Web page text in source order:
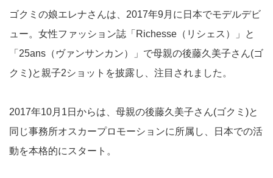
ゴクミの娘エレナさんは、2017年9月に日本でモデルデビ
ュー。女性ファッション誌「Richesse（リシェス）」と
「25ans（ヴァンサンカン）」で母親の後藤久美子さん(ゴ
クミ)と親子2ショットを披露し、注目されました。
2017年10月1日からは、母親の後藤久美子さん(ゴクミ)と
同じ事務所オスカープロモーションに所属し、日本での活
動を本格的にスタート。